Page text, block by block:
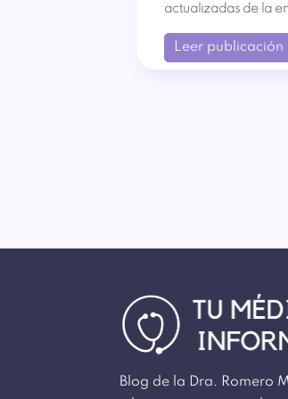
actualizadas de la
Leer publicación
Blog de la Dra. Romero